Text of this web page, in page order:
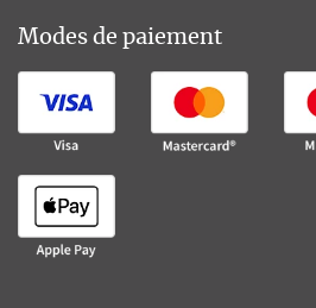
Modes de paiement